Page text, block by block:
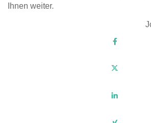
Ihnen weiter.